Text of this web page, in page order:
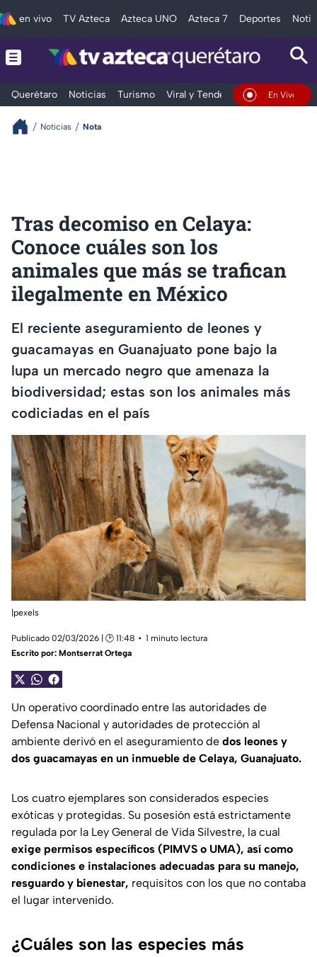
en vivo TV Azteca Azteca UNO Azteca 7 Deportes
Querétaro Noticias Turismo Viral y Tendencia Clima
En Vivo
Noticias Nota
Tras decomiso en Celaya:
Conoce cuáles son los
animales que más se trafican
ilegalmente en México
El reciente aseguramiento de leones y
guacamayas en Guanajuato pone bajo la
lupa un mercado negro que amenaza la
biodiversidad; estas son los animales más
codiciadas en el país
|pexels
Publicado 02/03/2026 | 🕑 11:48
1 minuto lectura
Escrito por: Montserrat Ortega
Un operativo coordinado entre las autoridades de
Defensa Nacional y autoridades de protección al
ambiente derivó en el aseguramiento de dos leones y
dos guacamayas en un inmueble de Celaya, Guanajuato.
Los cuatro ejemplares son considerados especies
exóticas y protegidas. Su posesión está estrictamente
regulada por la Ley General de Vida Silvestre, la cual
exige permisos específicos (PIMVS o UMA), así como
condiciones e instalaciones adecuadas para su manejo,
resguardo y bienestar, requisitos con los que no contaba
el lugar intervenido.
¿Cuáles son las especies más